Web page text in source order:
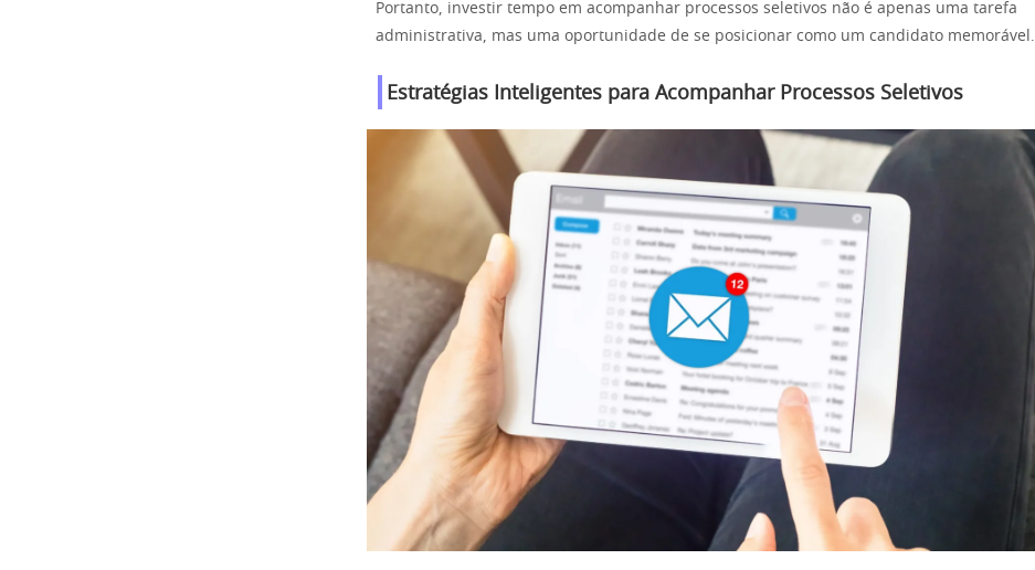
Portanto, investir tempo em acompanhar processos seletivos não é apenas uma tarefa
administrativa, mas uma oportunidade de se posicionar como um candidato memorável.
Estratégias Inteligentes para Acompanhar Processos Seletivos